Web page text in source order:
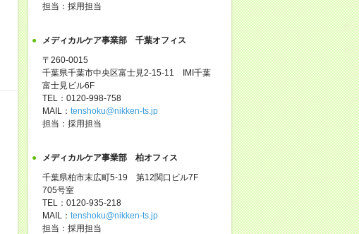
担当：採用担当
メディカルケア事業部 千葉オフィス
〒260-0015
千葉県千葉市中央区富士見2-15-11 IMI千葉
富士見ビル6F
TEL：0120-998-758
MAIL： tenshoku@nikken-ts.jp
担当：採用担当
メディカルケア事業部 柏オフィス
千葉県柏市末広町5-19 第12関口ビル7F
705号室
TEL：0120-935-218
MAIL： tenshoku@nikken-ts.jp
担当：採用担当